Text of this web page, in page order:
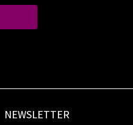
NEWSLETTER